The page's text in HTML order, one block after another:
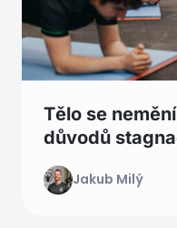
Tělo se
důvodů
Jakub Milý